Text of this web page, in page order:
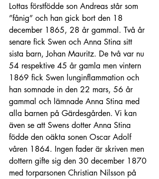
Lottas förstfödde son Andreas står som
”fånig” och han gick bort den 18
december 1865, 28 år gammal. Två år
senare fick Swen och Anna Stina sitt
sista barn, Johan Mauritz. De två var nu
54 respektive 45 år gamla men vintern
1869 fick Swen lunginflammation och
han somnade in den 22 mars, 56 år
gammal och lämnade Anna Stina med
alla barnen på Gärdesgården. Vi kan
även se att Swens dotter Anna Stina
födde den oäkta sonen Oscar Adolf
våren 1864. Ingen fader är skriven men
dottern gifte sig den 30 december 1870
med torparsonen Christian Nilsson på